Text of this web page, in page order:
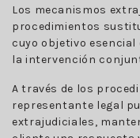
Los mecanismos
procedimientos
cuyo objetivo
la intervención
A través de los
representante legal
extrajudiciales,